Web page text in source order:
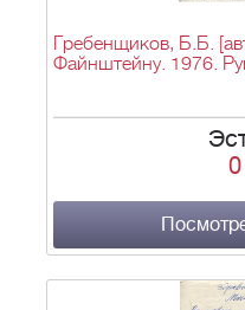
Гребенщиков, Б.Б.
Файнштейну. 1976.
0